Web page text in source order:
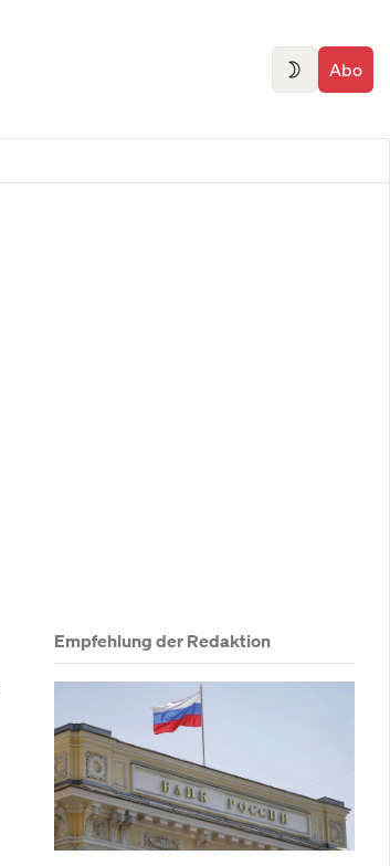
Abo
Empfehlung der Redaktion